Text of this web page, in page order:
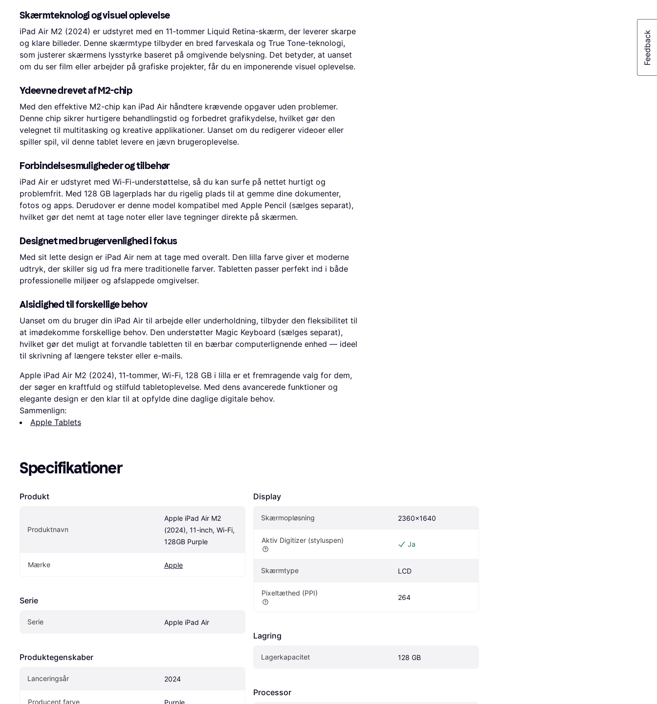
Skærmteknologi og visuel oplevelse
iPad Air M2 (2024) er udstyret med en 11-tommer Liquid Retina-skærm, der leverer skarpe
og klare billeder. Denne skærmtype tilbyder en bred farveskala og True Tone-teknologi,
som justerer skærmens lysstyrke baseret på omgivende belysning. Det betyder, at uanset
om du ser film eller arbejder på grafiske projekter, får du en imponerende visuel oplevelse.
Ydeevne drevet af M2-chip
Med den effektive M2-chip kan iPad Air håndtere krævende opgaver uden problemer.
Denne chip sikrer hurtigere behandlingstid og forbedret grafikydelse, hvilket gør den
velegnet til multitasking og kreative applikationer. Uanset om du redigerer videoer eller
spiller spil, vil denne tablet levere en jævn brugeroplevelse.
Forbindelsesmuligheder og tilbehør
iPad Air er udstyret med Wi-Fi-understøttelse, så du kan surfe på nettet hurtigt og
problemfrit. Med 128 GB lagerplads har du rigelig plads til at gemme dine dokumenter,
fotos og apps. Derudover er denne model kompatibel med Apple Pencil (sælges separat),
hvilket gør det nemt at tage noter eller lave tegninger direkte på skærmen.
Designet med brugervenlighed i fokus
Med sit lette design er iPad Air nem at tage med overalt. Den lilla farve giver et moderne
udtryk, der skiller sig ud fra mere traditionelle farver. Tabletten passer perfekt ind i både
professionelle miljøer og afslappede omgivelser.
Alsidighed til forskellige behov
Uanset om du bruger din iPad Air til arbejde eller underholdning, tilbyder den fleksibilitet til
at imødekomme forskellige behov. Den understøtter Magic Keyboard (sælges separat),
hvilket gør det muligt at forvandle tabletten til en bærbar computerlignende enhed — ideel
til skrivning af længere tekster eller e-mails.
Apple iPad Air M2 (2024), 11-tommer, Wi-Fi, 128 GB i lilla er et fremragende valg for dem,
der søger en kraftfuld og stilfuld tabletoplevelse. Med dens avancerede funktioner og
elegante design er den klar til at opfylde dine daglige digitale behov.
Sammenlign:
Apple Tablets
Specifikationer
Produkt
Produktnavn
Apple iPad Air M2
(2024), 11-inch, Wi-Fi,
128GB Purple
Mærke Apple
Serie
Serie Apple iPad Air
Produktegenskaber
Lanceringsår 2024
Producent farve
Display
Skærmopløsning 2360x1640
Aktiv Digitizer (styluspen) Ja
Skærmtype LCD
Pixeltæthed (PPI)
264
Lagring
Lagerkapacitet 128 GB
Processor